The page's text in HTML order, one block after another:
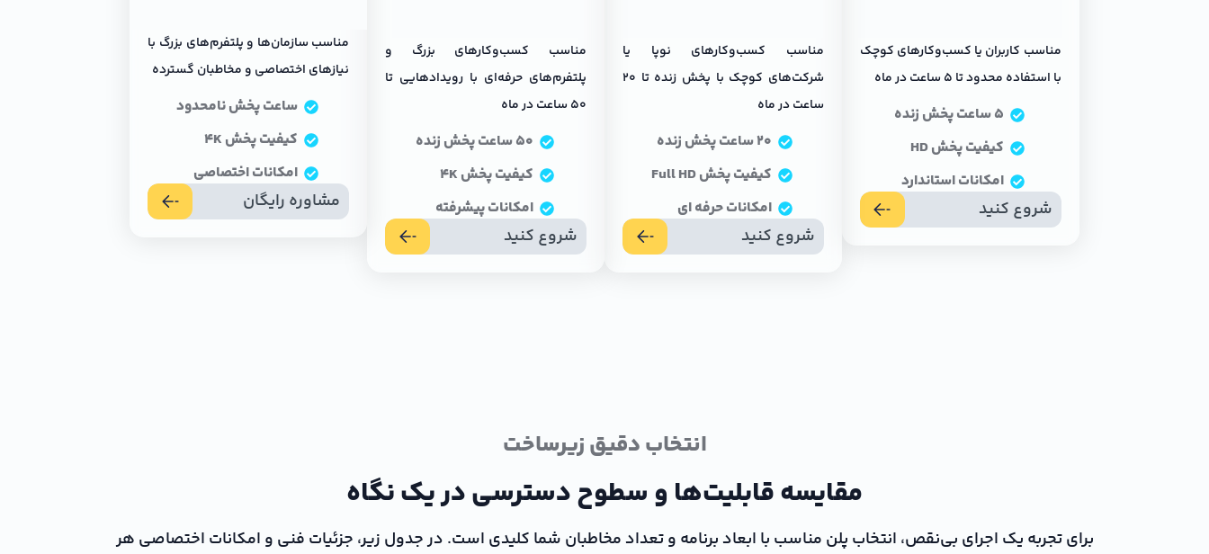
مناسب کاربران یا کسب‌وکارهای کوچک
با استفاده محدود تا ۵ ساعت در ماه
۵ ساعت پخش زنده
کیفیت پخش HD
امکانات استاندارد
شروع کنید
مناسب کسب‌وکارهای نوپا یا
شرکت‌های کوچک با پخش زنده تا ۲۰
ساعت در ماه
۲۰ ساعت پخش زنده
کیفیت پخش Full HD
امکانات حرفه ای
شروع کنید
مناسب کسب‌وکارهای بزرگ و
پلتفرم‌های حرفه‌ای با رویدادهایی تا
۵۰ ساعت در ماه
۵۰ ساعت پخش زنده
کیفیت پخش 4K
امکانات پیشرفته
شروع کنید
مناسب سازمان‌ها و پلتفرم‌های بزرگ با
نیازهای اختصاصی و مخاطبان گسترده
ساعت پخش نامحدود
کیفیت پخش 4K
امکانات اختصاصی
مشاوره رایگان
انتخاب دقیق زیرساخت
مقایسه قابلیت‌ها و سطوح دسترسی در یک نگاه
برای تجربه یک اجرای بی‌نقص، انتخاب پلن مناسب با ابعاد برنامه و تعداد مخاطبان شما کلیدی است. در جدول زیر، جزئیات فنی و امکانات اختصاصی هر